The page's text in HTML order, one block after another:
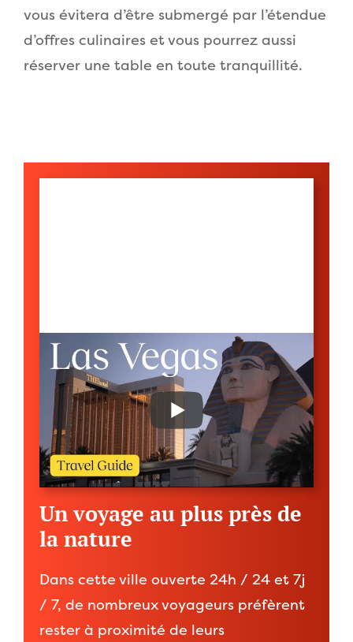
vous évitera d’être submergé par l’étendue
d’offres culinaires et vous pourrez aussi
réserver une table en toute tranquillité.
Un voyage au plus près de
la nature
Dans cette ville ouverte 24h / 24 et 7j
/ 7, de nombreux voyageurs préfèrent
rester à proximité de leurs